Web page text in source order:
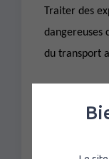
Traiter des
dangereuses
du transport